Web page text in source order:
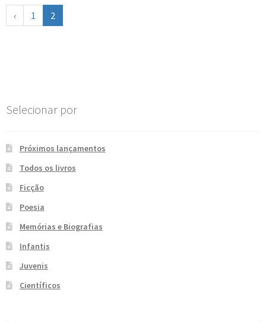
‹ 1 2
Selecionar por
Próximos lançamentos
Todos os livros
Ficção
Poesia
Memórias e Biografias
Infantis
Juvenis
Científicos